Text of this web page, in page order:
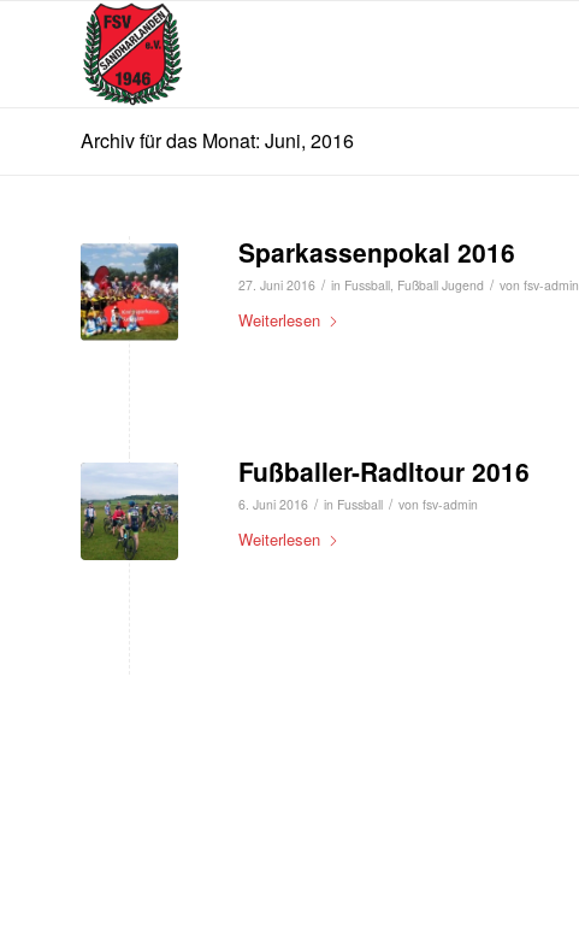
Archiv für das Monat: Juni, 2016
Sparkassenpokal 2016
27. Juni 2016 / in Fussball, Fußball Jugend / von fsv-admin
Weiterlesen
Fußballer-Radltour 2016
6. Juni 2016 / in Fussball / von fsv-admin
Weiterlesen